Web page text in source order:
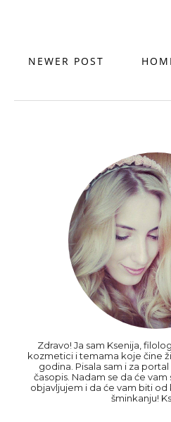
NEWER POST
Zdravo! Ja sam Ksenija,
kozmetici i temama koje čine
godina. Pisala sam i za
časopis. Nadam se da će
objavljujem i da će vam biti od
šminkanju!